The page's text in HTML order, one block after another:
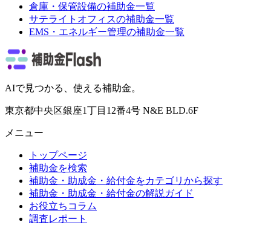
倉庫・保管設備の補助金一覧
サテライトオフィスの補助金一覧
EMS・エネルギー管理の補助金一覧
AIで見つかる、使える補助金。
東京都中央区銀座1丁目12番4号 N&E BLD.6F
メニュー
トップページ
補助金を検索
補助金・助成金・給付金をカテゴリから探す
補助金・助成金・給付金の解説ガイド
お役立ちコラム
調査レポート